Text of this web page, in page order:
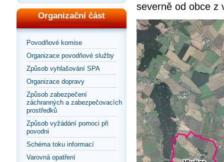
Organizační část
Povodňové komise
Organizace povodňové služby
Způsob vyhlašování SPA
Organizace dopravy
Způsob zabezpečení
záchranných a zabezpečovacích
prostředků
Způsob vyžádání pomoci při
povodni
Schéma toku informací
Varovná opatření
severně od obce z